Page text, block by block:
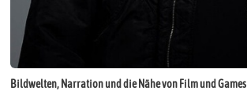
Bildwelten, Narration und die Nähe von Film und Games